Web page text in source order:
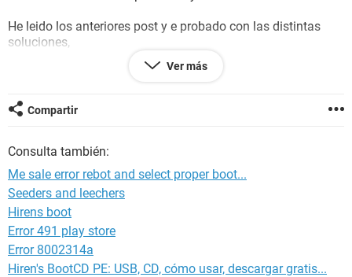
He leido los anteriores post y e probado con las distintas
soluciones,
- limpiar todos los conectores, cambiar el IDE, cambiar la pila
de la BIOS, ver si la configuración de la BIOS es correcta, ver
duro e instalar un nuevo SO, funciono pero 2 días después
vuelve el mismo error.
Ver más
Compartir
Consulta también:
Me sale error rebot and select proper boot...
Seeders and leechers
Hirens boot
Error 491 play store
Error 8002314a
Hiren's BootCD PE: USB, CD, cómo usar, descargar gratis...